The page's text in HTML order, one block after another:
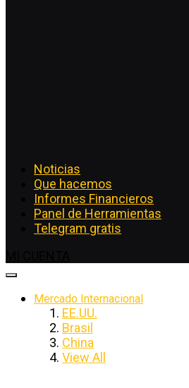
Noticias
Que hacemos
Informes Financieros
Panel de Herramientas
Telegram gratis
Mercado Internacional
EE.UU.
Brasil
China
View All